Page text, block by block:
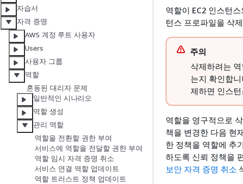
자습서
자격 증명
AWS 계정 루트 사용자
Users
사용자 그룹
역할
혼동된 대리자 문제
일반적인 시나리오
역할 생성
관리 역할
역할을 전환할 권한 부여
서비스에 역할을 전달할 권한 부여
역할 임시 자격 증명 취소
서비스 연결 역할 업데이트
역할 트러스트 정책 업데이트
역할이 EC2 인스턴
턴스 프로파일을 삭
주의
삭제하려는
는지 확인합
제하면 인스
역할을 영구적으로
책을 변경한 다음 현
한 정책을 역할에 추
하도록 신뢰 정책을
보안 자격 증명 취소